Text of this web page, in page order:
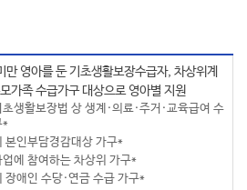
만 영아를 둔 기초생활보장수급자, 차상위계
가족 수급가구 대상으로 영아별 지원
생활보장법 상 생계·의료·주거·교육급여 수
*
본인부담경감대상 가구*
업에 참여하는 차상위 가구*
장애인 수당·연금 수급 가구*